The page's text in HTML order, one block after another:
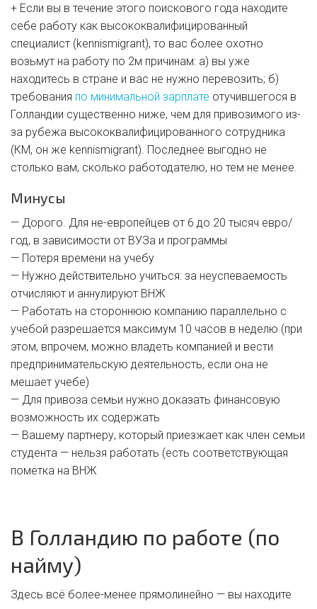
+ Если вы в течение этого поискового года находите
себе работу как высококвалифицированный
специалист (kennismigrant), то вас более охотно
возьмут на работу по 2м причинам: а) вы уже
находитесь в стране и вас не нужно перевозить; б)
требования по минимальной зарплате отучившегося в
Голландии существенно ниже, чем для привозимого из-
за рубежа высококвалифицированного сотрудника
(КМ, он же kennismigrant). Последнее выгодно не
столько вам, сколько работодателю, но тем не менее.
Минусы
— Дорого. Для не-европейцев от 6 до 20 тысяч евро/
год, в зависимости от ВУЗа и программы
— Потеря времени на учебу
— Нужно действительно учиться: за неуспеваемость
отчисляют и аннулируют ВНЖ
— Работать на стороннюю компанию параллельно с
учебой разрешается максимум 10 часов в неделю (при
этом, впрочем, можно владеть компанией и вести
предпринимательскую деятельность, если она не
мешает учебе)
— Для привоза семьи нужно доказать финансовую
возможность их содержать
— Вашему партнеру, который приезжает как член семьи
студента — нельзя работать (есть соответствующая
пометка на ВНЖ
В Голландию по работе (по
найму)
Здесь всё более-менее прямолинейно — вы находите